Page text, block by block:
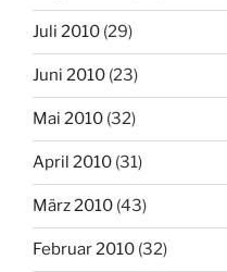
Juli 2010 (29)
Juni 2010 (23)
Mai 2010 (32)
April 2010 (31)
März 2010 (43)
Februar 2010 (32)